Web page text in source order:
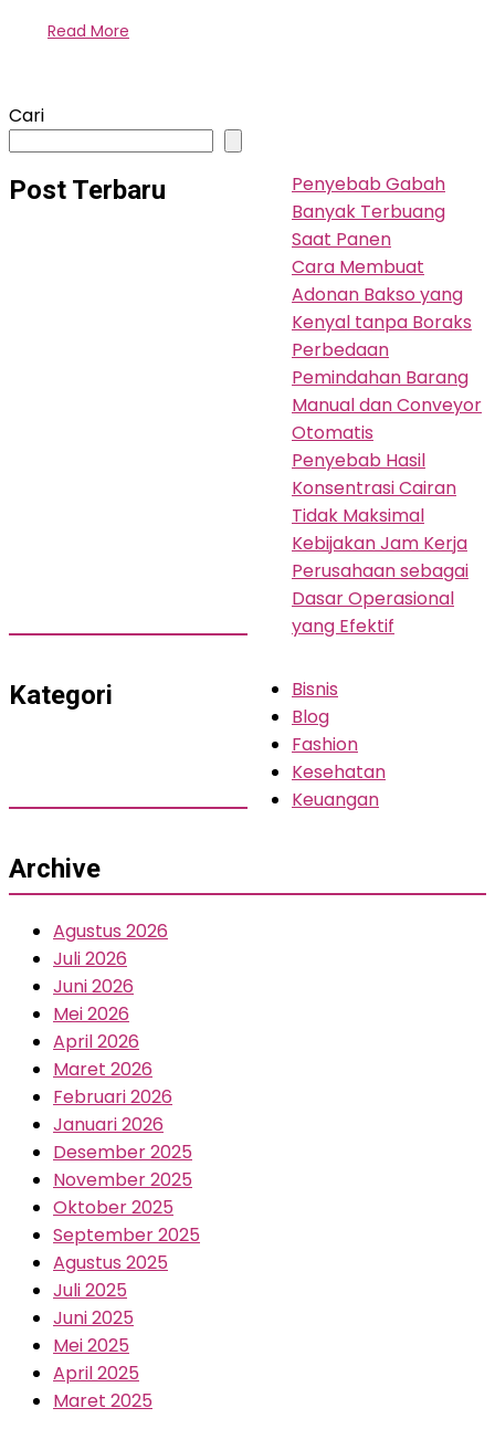
Read More
Cari
Post Terbaru
Penyebab Gabah
Banyak Terbuang
Saat Panen
Cara Membuat
Adonan Bakso yang
Kenyal tanpa Boraks
Perbedaan
Pemindahan Barang
Manual dan Conveyor
Otomatis
Penyebab Hasil
Konsentrasi Cairan
Tidak Maksimal
Kebijakan Jam Kerja
Perusahaan sebagai
Dasar Operasional
yang Efektif
Kategori
Bisnis
Blog
Fashion
Kesehatan
Keuangan
Archive
Agustus 2026
Juli 2026
Juni 2026
Mei 2026
April 2026
Maret 2026
Februari 2026
Januari 2026
Desember 2025
November 2025
Oktober 2025
September 2025
Agustus 2025
Juli 2025
Juni 2025
Mei 2025
April 2025
Maret 2025